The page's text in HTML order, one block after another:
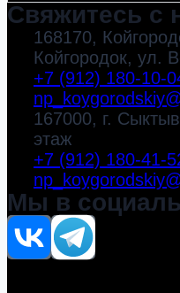
Свяжитесь с
168170,
Койгородок, ул.
+7 (912) 180-10-
167000, г.
этаж
+7 (912) 180-41-
Мы в